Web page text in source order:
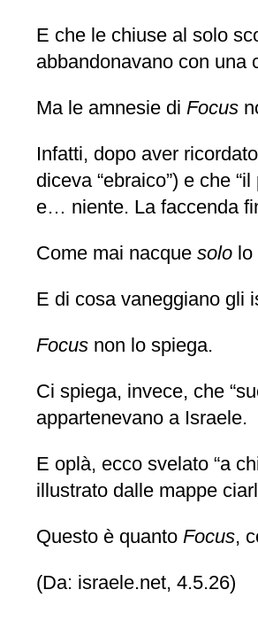
E che le chiuse al solo
abbandonavano con una
Ma le amnesie di Focus
Infatti, dopo aver
diceva “ebraico”) e che
e… niente. La faccenda
Come mai nacque solo lo
E di cosa vaneggiano gli
Focus non lo spiega.
Ci spiega, invece, che
appartenevano a Israele.
E oplà, ecco svelato “a
illustrato dalle mappe
Questo è quanto Focus,
(Da: israele.net, 4.5.26)